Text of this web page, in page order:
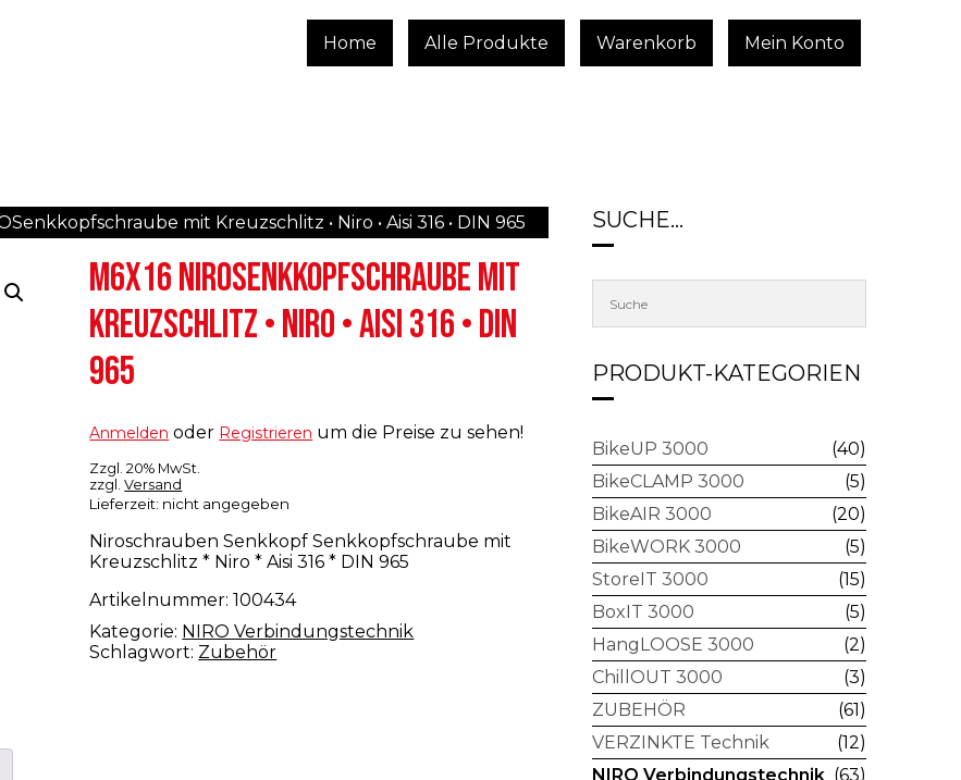
Home Alle Produkte Warenkorb Mein Konto
mit Kreuzschlitz • Niro • Aisi 316 • DIN 965
M6X16 NIROSENKKOPFSCHRAUBE MIT
KREUZSCHLITZ • NIRO • AISI 316 • DIN
965
Anmelden oder Registrieren um die Preise zu sehen!
Zzgl. 20% MwSt.
zzgl.Versand
Lieferzeit: nicht angegeben
Niroschrauben Senkkopf Senkkopfschraube mit
Kreuzschlitz * Niro * Aisi 316 * DIN 965
Artikelnummer:100434
Kategorie: NIRO Verbindungstechnik
Schlagwort: Zubehör
SUCHE…
PRODUKT-KATEGORIEN
BikeUP 3000
(40)
BikeCLAMP 3000
(5)
BikeAIR 3000
(20)
BikeWORK 3000
(5)
StoreIT 3000
(15)
BoxIT 3000
(5)
HangLOOSE 3000
(2)
ChillOUT 3000
(3)
ZUBEHÖR
(61)
VERZINKTE Technik
(12)
NIRO Verbindungstechnik (63)